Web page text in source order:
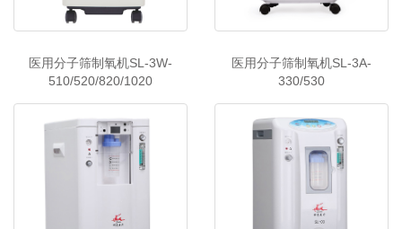
医用分子筛制氧机SL-3W-
510/520/820/1020
医用分子筛制氧机SL-3A-
330/530